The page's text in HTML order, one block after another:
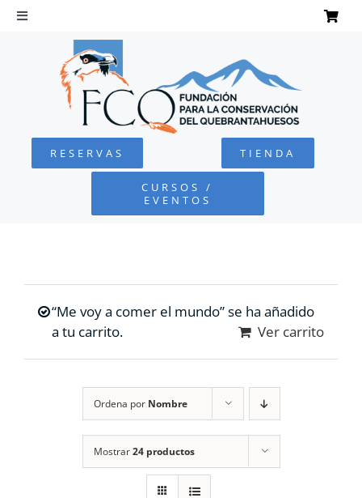
Saltar
Toggle
Navigation
QUEBRANTAHUESOS
FUNDACIÓN
RESERVAS TIENDA
CURSOS /
EVENTOS
“Me voy a comer el mundo” se ha añadido
a tu carrito.
Ver carrito
Ordena por Nombre
Mostrar24 productos